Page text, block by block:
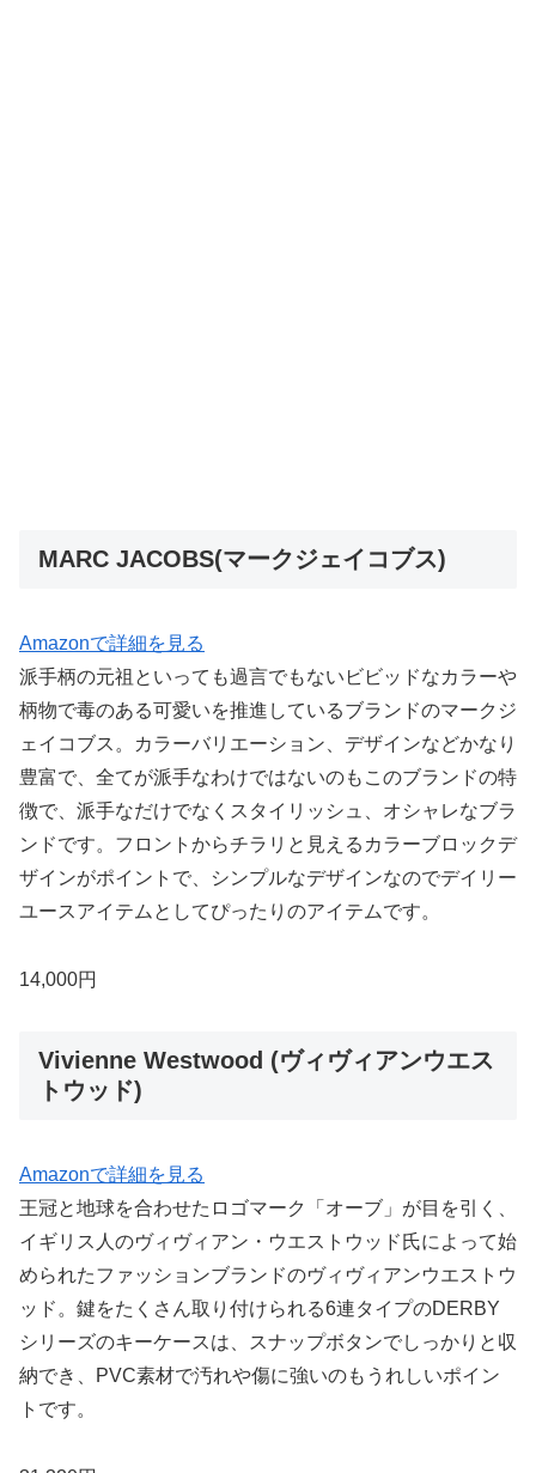
MARC JACOBS(マークジェイコブス)
Amazonで詳細を見る
派手柄の元祖といっても過言でもないビビッドなカラーや
柄物で毒のある可愛いを推進しているブランドのマークジ
ェイコブス。カラーバリエーション、デザインなどかなり
豊富で、全てが派手なわけではないのもこのブランドの特
徴で、派手なだけでなくスタイリッシュ、オシャレなブラ
ンドです。フロントからチラリと見えるカラーブロックデ
ザインがポイントで、シンプルなデザインなのでデイリー
ユースアイテムとしてぴったりのアイテムです。
14,000円
Vivienne Westwood (ヴィヴィアンウエス
トウッド)
Amazonで詳細を見る
王冠と地球を合わせたロゴマーク「オーブ」が目を引く、
イギリス人のヴィヴィアン・ウエストウッド氏によって始
められたファッションブランドのヴィヴィアンウエストウ
ッド。鍵をたくさん取り付けられる6連タイプのDERBY
シリーズのキーケースは、スナップボタンでしっかりと収
納でき、PVC素材で汚れや傷に強いのもうれしいポイン
トです。